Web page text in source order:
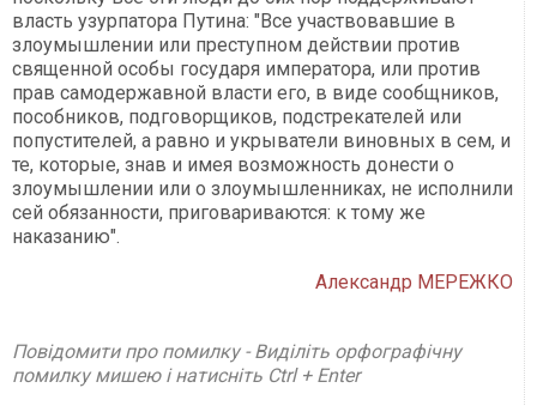
власть узурпатора Путина: "Все участвовавшие в
злоумышлении или преступном действии против
священной особы государя императора, или против
прав самодержавной власти его, в виде сообщников,
пособников, подговорщиков, подстрекателей или
попустителей, а равно и укрыватели виновных в сем, и
те, которые, знав и имея возможность донести о
злоумышлении или о злоумышленниках, не исполнили
сей обязанности, приговариваются: к тому же
наказанию".
Александр МЕРЕЖКО
Повідомити про помилку - Виділіть орфографічну
помилку мишею і натисніть Ctrl + Enter